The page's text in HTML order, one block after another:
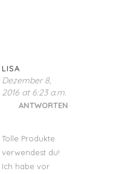
LISA
Dezember 8,
2016 at 6:23 a.m.
ANTWORTEN
Tolle Produkte
verwendest du!
Ich habe vor